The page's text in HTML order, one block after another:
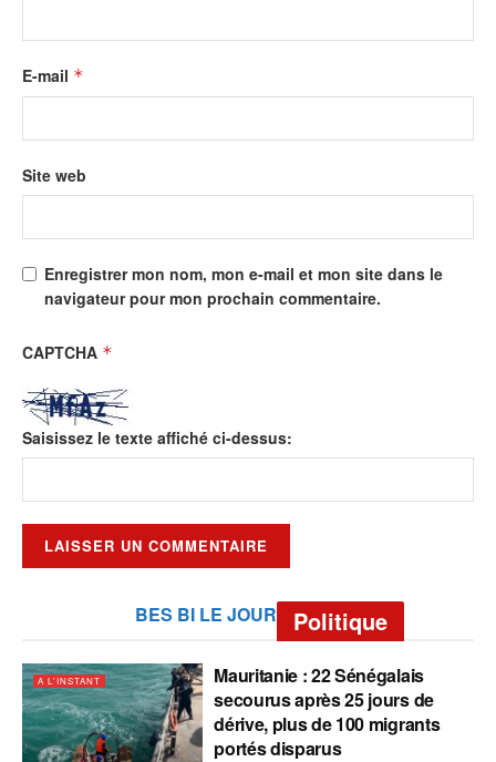
E-mail *
Site web
Enregistrer mon nom, mon e-mail et mon site dans le
navigateur pour mon prochain commentaire.
CAPTCHA *
Saisissez le texte affiché ci-dessus:
BES BI LE JOUR Politique
A L'INSTANT
Mauritanie : 22 Sénégalais
secourus après 25 jours de
dérive, plus de 100 migrants
portés disparus